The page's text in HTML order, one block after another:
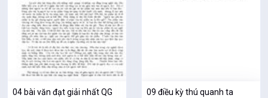
04 bài văn đạt giải nhất QG 09 điều kỳ thú quanh ta